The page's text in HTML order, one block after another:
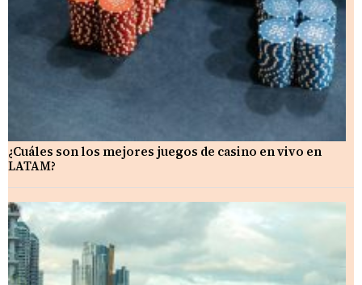
¿Cuáles son los mejores juegos de casino en vivo en
LATAM?